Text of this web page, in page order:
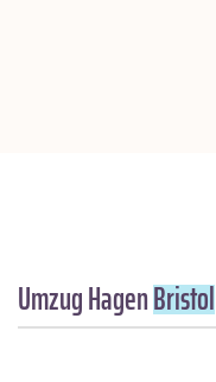
Umzug HagenBristol